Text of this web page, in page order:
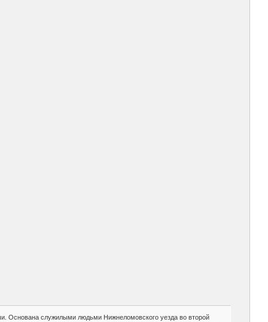
Основана служилыми людьми Нижнеломовского уезда во второй